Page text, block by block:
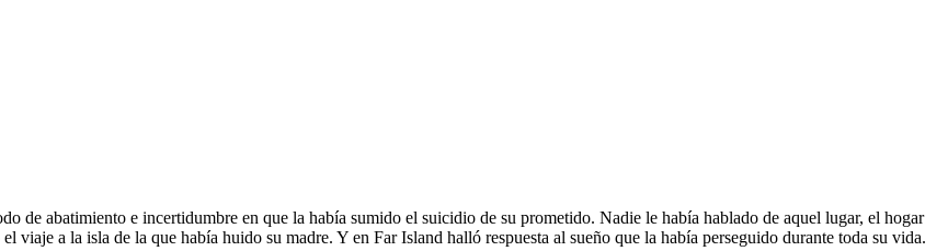
de abatimiento e incertidumbre en que la había sumido el suicidio de su prometido. Nadie le había hablado de aquel lugar, el hogar
a la isla de la que había huido su madre. Y en Far Island halló respuesta al sueño que la había perseguido durante toda su vida.